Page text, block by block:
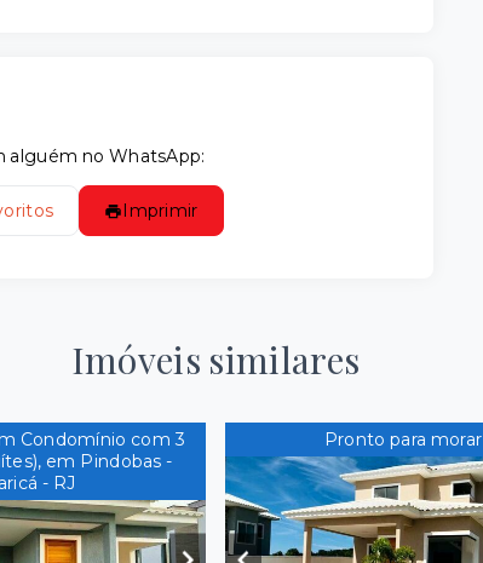
alguém no WhatsApp:
Imprimir
Imóveis similares
Condomínio com 3
em Pindobas -
- RJ
Pronto para morar